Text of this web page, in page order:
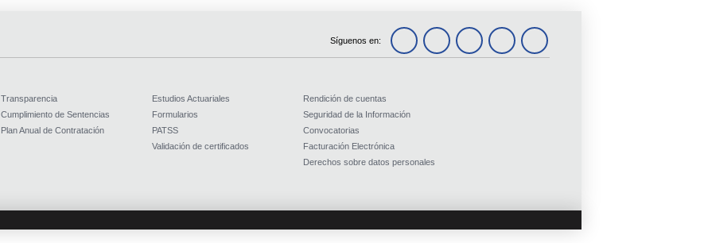
Síguenos en:
Transparencia
Cumplimiento de Sentencias
Plan Anual de Contratación
Estudios Actuariales
Formularios
PATSS
Validación de certificados
Rendición de cuentas
Seguridad de la Información
Convocatorias
Facturación Electrónica
Derechos sobre datos personales